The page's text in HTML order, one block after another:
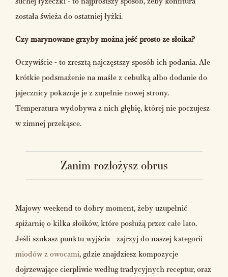
została świeża do ostatniej łyżki.
Czy marynowane grzyby można jeść prosto ze słoika?
Oczywiście - to zresztą najczęstszy sposób ich podania. Ale
krótkie podsmażenie na maśle z cebulką albo dodanie do
jajecznicy pokazuje je z zupełnie nowej strony.
Temperatura wydobywa z nich głębię, której nie poczujesz
w zimnej przekąsce.
Zanim rozłożysz obrus
Majowy weekend to dobry moment, żeby uzupełnić
spiżarnię o kilka słoików, które posłużą przez całe lato.
Jeśli szukasz punktu wyjścia - zajrzyj do naszej kategorii
miodów z owocami, gdzie znajdziesz kompozycje
dojrzewające cierpliwie według tradycyjnych receptur, oraz